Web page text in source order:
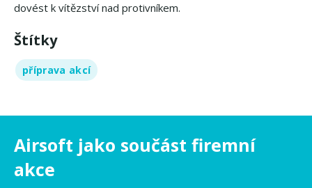
dovést k vítězství nad protivníkem.
Štítky
příprava akcí
Airsoft jako součást firemní
akce